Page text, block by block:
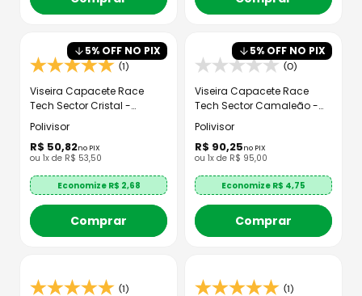
5% OFF NO PIX
(1)
Viseira Capacete Race
Tech Sector Cristal -
Polivisor
Polivisor
R$ 50,82no PIX
ou 1x de R$ 53,50
Economize R$ 2,68
Comprar
5% OFF NO PIX
(0)
Viseira Capacete Race
Tech Sector Camaleão -
Polivisor
Polivisor
R$ 90,25no PIX
ou 1x de R$ 95,00
Economize R$ 4,75
Comprar
(1) (1)